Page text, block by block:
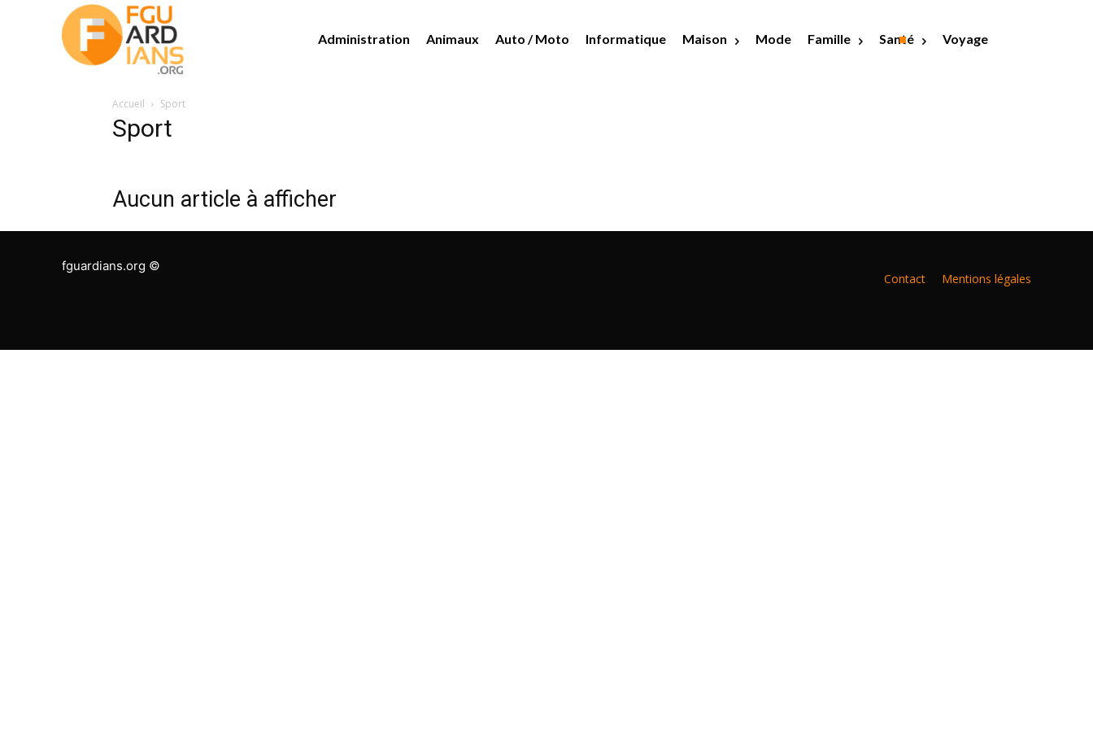
Administration Animaux Auto / Moto Informatique Maison Mode Famille Santé Voyage
Accueil Sport
Sport
Aucun article à afficher
fguardians.org ©
Contact
Mentions légales